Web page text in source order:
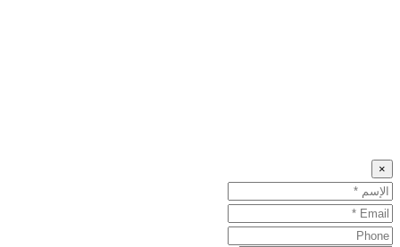
×
Name
البريد
الإلكتروني
Phone